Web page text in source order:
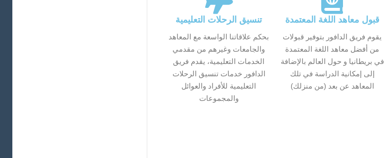
i
d
e
قبول معاهد اللغة المعتمدة
يقوم فريق الدافور بتوفير قبولات
من أفضل معاهد اللغة المعتمدة
في بريطانيا و حول العالم بالإضافة
إلى إمكانية الدراسة في تلك
المعاهد عن بعد (من منزلك)
تنسيق الرحلات التعليمية
بحكم علاقاتنا الواسعة مع المعاهد
والجامعات وغيرهم من مقدمي
الخدمات التعليمية، يقدم فريق
الدافور خدمات تنسيق الرحلات
التعليمية للأفراد والعوائل
والمجموعات